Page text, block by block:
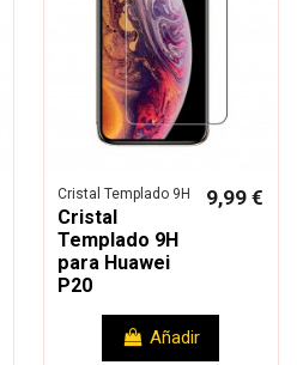
Cristal Templado 9H
Cristal
Templado 9H
para Huawei
P20
9,99 €
Añadir